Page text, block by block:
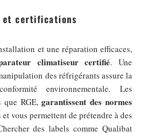
et certifications
et une réparation efficaces,
climatiseur certifié. Une
des réfrigérants assure la
environnementale. Les
que RGE,garantissent des normes
vous permettent de prétendre à des
des labels comme Qualibat